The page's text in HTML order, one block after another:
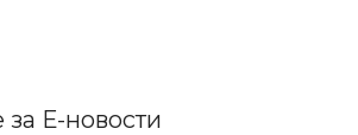
за Е-новости